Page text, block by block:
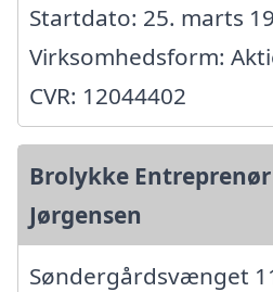
Startdato: 25. marts
Virksomhedsform:
CVR: 12044402
Brolykke
Jørgensen
Søndergårdsvænget